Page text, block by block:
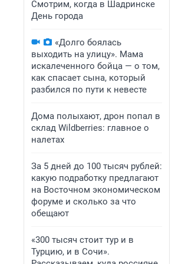
Смотрим, когда в Шадринске
День города
«Долго боялась
выходить на улицу». Мама
искалеченного бойца — о том,
как спасает сына, который
разбился по пути к невесте
Дома полыхают, дрон попал в
склад Wildberries: главное о
налетах
За 5 дней до 100 тысяч рублей:
какую подработку предлагают
на Восточном экономическом
форуме и сколько за что
обещают
«300 тысяч стоит тур и в
Турцию, и в Сочи».